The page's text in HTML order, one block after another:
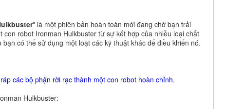
" là một phiên bản hoàn toàn mới đang chờ bạn trải
con robot Ironman Hulkbuster từ sự kết hợp của nhiều loại chất
bạn có thể sử dụng một loạt các kỹ thuật khác để điều khiển nó.
các bộ phận rời rạc thành một con robot hoàn chỉnh.
Hulkbuster: